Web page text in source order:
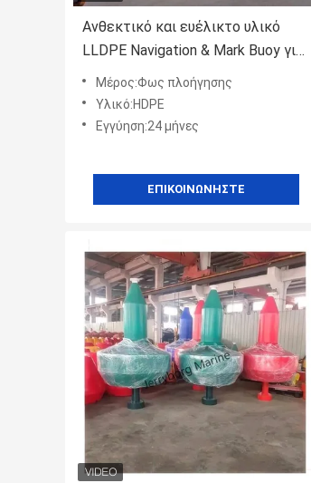
Ανθεκτικό και ευέλικτο υλικό
LLDPE Navigation & Mark Buoy για
υδατοκαλλιέργεια
Μέρος:Φως πλοήγησης
Υλικό:HDPE
Εγγύηση:24 μήνες
ΕΠΙΚΟΙΝΩΝΉΣΤΕ